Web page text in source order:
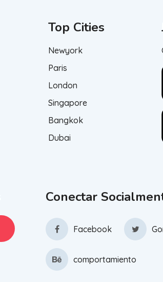
Top Cities
Newyork
Paris
London
Singapore
Bangkok
Dubai
Conectar
Facebook
comportamiento